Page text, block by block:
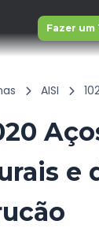
Fazer um
AISI
e